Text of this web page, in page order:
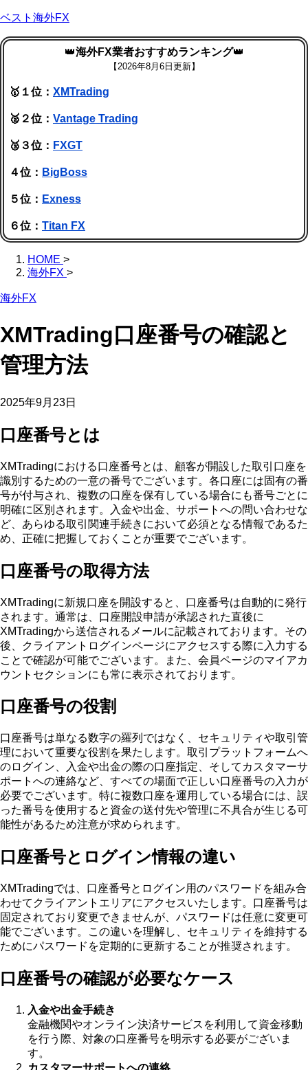
ベスト海外FX
👑海外FX業者おすすめランキング👑
【2026年8月6日更新】
🥇１位： XMTrading
🥈２位： Vantage Trading
🥉３位： FXGT
４位： BigBoss
５位： Exness
６位： Titan FX
HOME >
海外FX >
海外FX
XMTrading口座番号の確認と
管理方法
2025年9月23日
口座番号とは
XMTradingにおける口座番号とは、顧客が開設した取引口座を
識別するための一意の番号でございます。各口座には固有の番
号が付与され、複数の口座を保有している場合にも番号ごとに
明確に区別されます。入金や出金、サポートへの問い合わせな
ど、あらゆる取引関連手続きにおいて必須となる情報であるた
め、正確に把握しておくことが重要でございます。
口座番号の取得方法
XMTradingに新規口座を開設すると、口座番号は自動的に発行
されます。通常は、口座開設申請が承認された直後に
XMTradingから送信されるメールに記載されております。その
後、クライアントログインページにアクセスする際に入力する
ことで確認が可能でございます。また、会員ページのマイアカ
ウントセクションにも常に表示されております。
口座番号の役割
口座番号は単なる数字の羅列ではなく、セキュリティや取引管
理において重要な役割を果たします。取引プラットフォームへ
のログイン、入金や出金の際の口座指定、そしてカスタマーサ
ポートへの連絡など、すべての場面で正しい口座番号の入力が
必要でございます。特に複数口座を運用している場合には、誤
った番号を使用すると資金の送付先や管理に不具合が生じる可
能性があるため注意が求められます。
口座番号とログイン情報の違い
XMTradingでは、口座番号とログイン用のパスワードを組み合
わせてクライアントエリアにアクセスいたします。口座番号は
固定されており変更できませんが、パスワードは任意に変更可
能でございます。この違いを理解し、セキュリティを維持する
ためにパスワードを定期的に更新することが推奨されます。
口座番号の確認が必要なケース
入金や出金手続き
金融機関やオンライン決済サービスを利用して資金移動
を行う際、対象の口座番号を明示する必要がございま
す。
カスタマーサポートへの連絡